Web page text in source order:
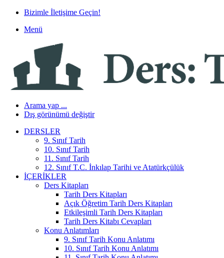
Bizimle İletişime Geçin!
Menü
Arama yap ...
Dış görünümü değiştir
DERSLER
9. Sınıf Tarih
10. Sınıf Tarih
11. Sınıf Tarih
12. Sınıf T.C. İnkılap Tarihi ve Atatürkçülük
İÇERIKLER
Ders Kitapları
Tarih Ders Kitapları
Açık Öğretim Tarih Ders Kitapları
Etkileşimli Tarih Ders Kitapları
Tarih Ders Kitabı Cevapları
Konu Anlatımları
9. Sınıf Tarih Konu Anlatımı
10. Sınıf Tarih Konu Anlatımı